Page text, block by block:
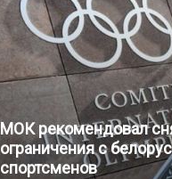
МОК рекомендовал
ограничения с
спортсменов